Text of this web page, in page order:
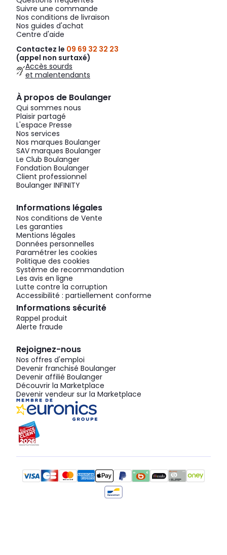
Suivre une commande
Nos conditions de livraison
Nos guides d'achat
Centre d'aide
Contactez le 09 69 32 32 23
(appel non surtaxé)
Accès sourds
et malentendants
À propos de Boulanger
Qui sommes nous
Plaisir partagé
L'espace Presse
Nos services
Nos marques Boulanger
SAV marques Boulanger
Le Club Boulanger
Fondation Boulanger
Client professionnel
Boulanger INFINITY
Informations légales
Nos conditions de Vente
Les garanties
Mentions légales
Données personnelles
Paramétrer les cookies
Politique des cookies
Système de recommandation
Les avis en ligne
Lutte contre la corruption
Accessibilité : partiellement conforme
Informations sécurité
Rappel produit
Alerte fraude
Rejoignez-nous
Nos offres d'emploi
Devenir franchisé Boulanger
Devenir affilié Boulanger
Découvrir la Marketplace
Devenir vendeur sur la Marketplace